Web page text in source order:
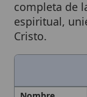
Completo